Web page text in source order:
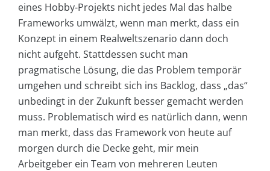
eines Hobby-Projekts nicht jedes Mal das halbe
Frameworks umwälzt, wenn man merkt, dass ein
Konzept in einem Realweltszenario dann doch
nicht aufgeht. Stattdessen sucht man
pragmatische Lösung, die das Problem temporär
umgehen und schreibt sich ins Backlog, dass „das“
unbedingt in der Zukunft besser gemacht werden
muss. Problematisch wird es natürlich dann, wenn
man merkt, dass das Framework von heute auf
morgen durch die Decke geht, mir mein
Arbeitgeber ein Team von mehreren Leuten